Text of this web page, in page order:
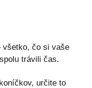
všetko, čo si vaše
trávili čas.
určite to